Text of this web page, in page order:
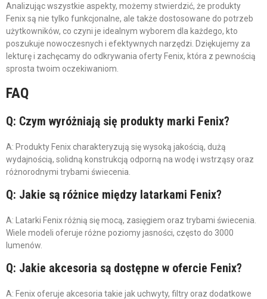
Analizując wszystkie aspekty, możemy stwierdzić, że produkty
Fenix są nie tylko funkcjonalne, ale także dostosowane do potrzeb
użytkowników, co czyni je idealnym wyborem dla każdego, kto
poszukuje nowoczesnych i efektywnych narzędzi. Dziękujemy za
lekturę i zachęcamy do odkrywania oferty Fenix, która z pewnością
sprosta twoim oczekiwaniom.
FAQ
Q: Czym wyróżniają się produkty marki Fenix?
A: Produkty Fenix charakteryzują się wysoką jakością, dużą
wydajnością, solidną konstrukcją odporną na wodę i wstrząsy oraz
różnorodnymi trybami świecenia.
Q: Jakie są różnice między latarkami Fenix?
A: Latarki Fenix różnią się mocą, zasięgiem oraz trybami świecenia.
Wiele modeli oferuje różne poziomy jasności, często do 3000
lumenów.
Q: Jakie akcesoria są dostępne w ofercie Fenix?
A: Fenix oferuje akcesoria takie jak uchwyty, filtry oraz dodatkowe